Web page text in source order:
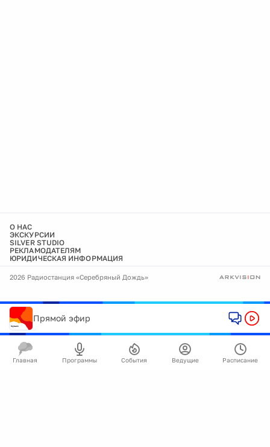
О НАС
ЭКСКУРСИИ
SILVER STUDIO
РЕКЛАМОДАТЕЛЯМ
ЮРИДИЧЕСКАЯ ИНФОРМАЦИЯ
2026 Радиостанция «Серебряный Дождь»
Прямой эфир
Главная Программы События Ведущие Расписание